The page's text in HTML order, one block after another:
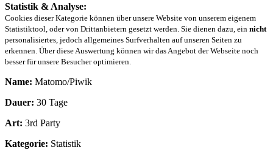
Statistik & Analyse:
Cookies dieser Kategorie können über unsere Website von unserem eigenem
Statistiktool, oder von Drittanbietern gesetzt werden. Sie dienen dazu, ein nicht
personalisiertes, jedoch allgemeines Surfverhalten auf unseren Seiten zu
erkennen. Über diese Auswertung können wir das Angebot der Webseite noch
besser für unsere Besucher optimieren.
Name: Matomo/Piwik
Dauer: 30 Tage
Art: 3rd Party
Kategorie: Statistik